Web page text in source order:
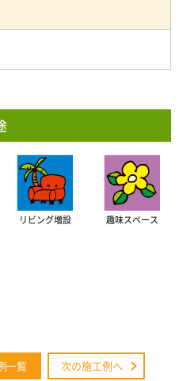
リビング増設 趣味スペース
一覧 次の施工例へ